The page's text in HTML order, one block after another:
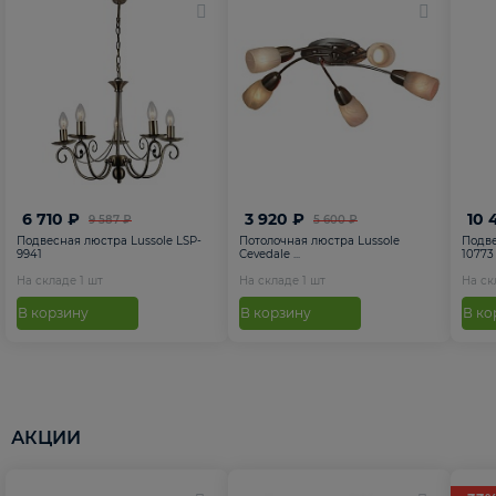
9 587 ₽
6 710 ₽
Подвесная люстра Lussole LSP-
9941
На складе 1 шт
В корзину
5 600 ₽
3 920 ₽
Потолочная люстра Lussole
Cevedale ...
На складе 1 шт
В корзину
10
10773
На
В
АКЦИИ